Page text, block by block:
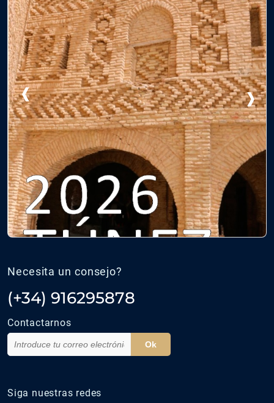
‹ ›
Necesita un consejo?
(+34) 916295878
Contactarnos
Ok
Siga nuestras redes